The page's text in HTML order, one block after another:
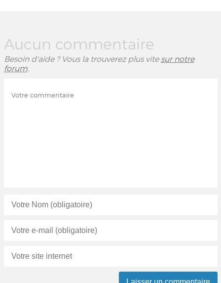
Aucun commentaire
Besoin d'aide ? Vous la trouverez plus vite sur notre
forum.